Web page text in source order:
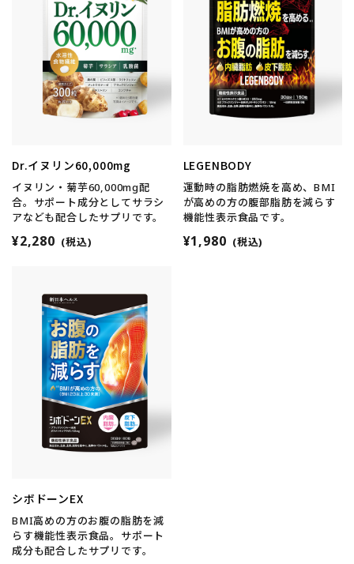
Dr.イヌリン60,000mg
イヌリン・菊芋60,000mg配
合。サポート成分としてサラシ
アなども配合したサプリです。
¥2,280 (税込)
LEGENBODY
運動時の脂肪燃焼を高め、BMI
が高めの方の腹部脂肪を減らす
機能性表示食品です。
¥1,980 (税込)
シボドーンEX
BMI高めの方のお腹の脂肪を減
らす機能性表示食品。サポート
成分も配合したサプリです。